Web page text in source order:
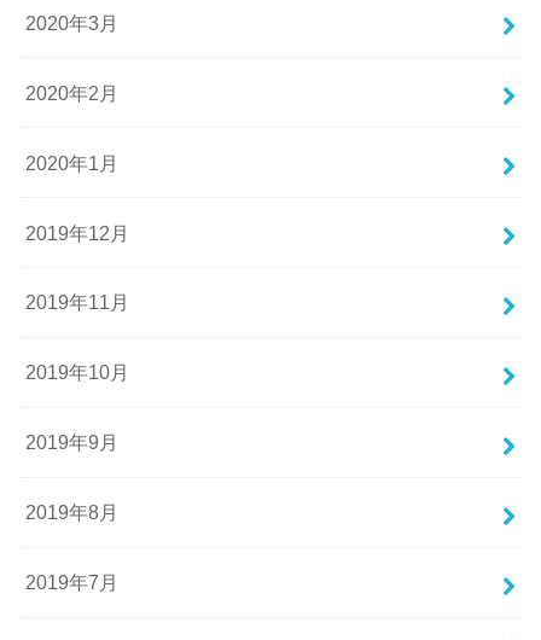
2020年3月
2020年2月
2020年1月
2019年12月
2019年11月
2019年10月
2019年9月
2019年8月
2019年7月